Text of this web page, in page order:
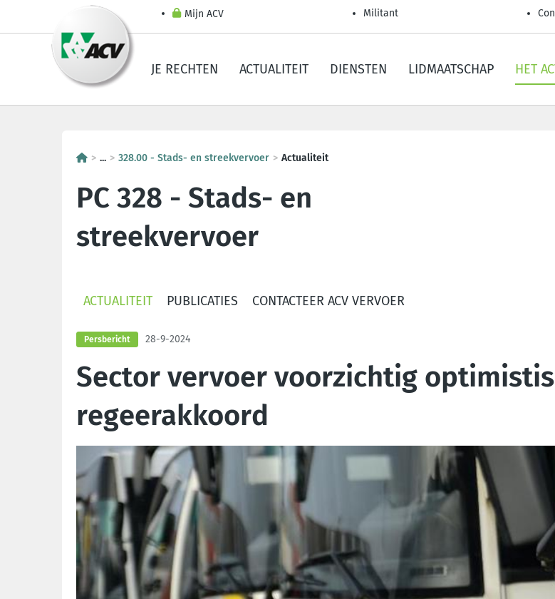
Mijn ACV Militant
JE RECHTEN ACTUALITEIT DIENSTEN LIDMAATSCHAP HET
... 328.00 - Stads- en streekvervoer Actualiteit
PC 328 - Stads- en
streekvervoer
ACTUALITEIT PUBLICATIES CONTACTEER ACV VERVOER
Persbericht 28-9-2024
Sector vervoer voorzichtig
regeerakkoord